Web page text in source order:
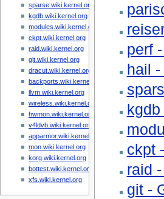
perf
hail
ckpt
raid
git -
sparse.wiki.kernel.org
kgdb.wiki.kernel.org
modules.wiki.kernel.org
ckpt.wiki.kernel.org
raid.wiki.kernel.org
git.wiki.kernel.org
dracut.wiki.kernel.org
backports.wiki.kernel.org
llvm.wiki.kernel.org
wireless.wiki.kernel.org
hwmon.wiki.kernel.org
v4ldvb.wiki.kernel.org
apparmor.wiki.kernel.org
mon.wiki.kernel.org
korg.wiki.kernel.org
bottest.wiki.kernel.org
xfs.wiki.kernel.org